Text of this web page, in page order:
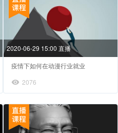
2020-06-29 15:00 直播
疫情下如何在动漫行业就业
2076